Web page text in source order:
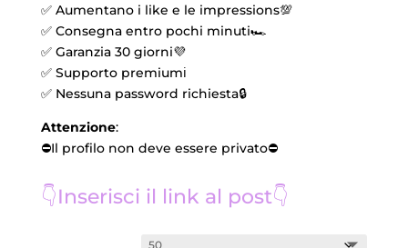
✅ Aumentano i like e le impressions💯
✅ Consegna entro pochi minuti🏎️
✅ Garanzia 30 giorni💜
✅ Supporto premiumℹ️
✅ Nessuna password richiesta🔒
Attenzione:
⛔️Il profilo non deve essere privato⛔️
👇Inserisci il link al post👇